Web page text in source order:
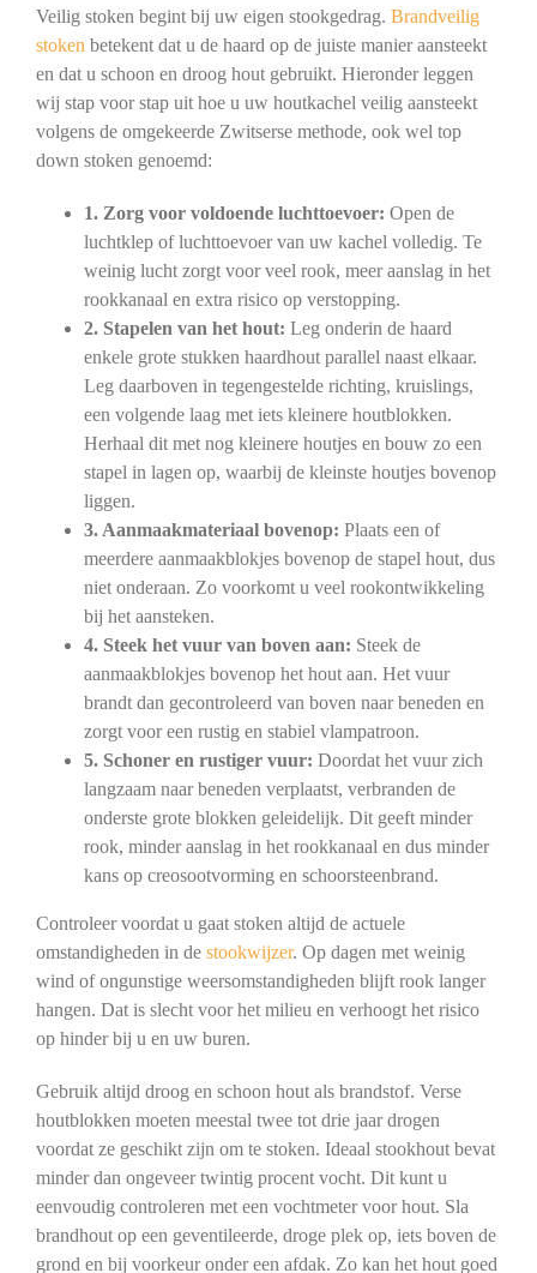
Veilig stoken begint bij uw eigen stookgedrag. Brandveilig
stoken betekent dat u de haard op de juiste manier aansteekt
en dat u schoon en droog hout gebruikt. Hieronder leggen
wij stap voor stap uit hoe u uw houtkachel veilig aansteekt
volgens de omgekeerde Zwitserse methode, ook wel top
down stoken genoemd:
1. Zorg voor voldoende luchttoevoer: Open de
luchtklep of luchttoevoer van uw kachel volledig. Te
weinig lucht zorgt voor veel rook, meer aanslag in het
rookkanaal en extra risico op verstopping.
2. Stapelen van het hout: Leg onderin de haard
enkele grote stukken haardhout parallel naast elkaar.
Leg daarboven in tegengestelde richting, kruislings,
een volgende laag met iets kleinere houtblokken.
Herhaal dit met nog kleinere houtjes en bouw zo een
stapel in lagen op, waarbij de kleinste houtjes bovenop
liggen.
3. Aanmaakmateriaal bovenop: Plaats een of
meerdere aanmaakblokjes bovenop de stapel hout, dus
niet onderaan. Zo voorkomt u veel rookontwikkeling
bij het aansteken.
4. Steek het vuur van boven aan: Steek de
aanmaakblokjes bovenop het hout aan. Het vuur
brandt dan gecontroleerd van boven naar beneden en
zorgt voor een rustig en stabiel vlampatroon.
5. Schoner en rustiger vuur: Doordat het vuur zich
langzaam naar beneden verplaatst, verbranden de
onderste grote blokken geleidelijk. Dit geeft minder
rook, minder aanslag in het rookkanaal en dus minder
kans op creosootvorming en schoorsteenbrand.
Controleer voordat u gaat stoken altijd de actuele
omstandigheden in de stookwijzer. Op dagen met weinig
wind of ongunstige weersomstandigheden blijft rook langer
hangen. Dat is slecht voor het milieu en verhoogt het risico
op hinder bij u en uw buren.
Gebruik altijd droog en schoon hout als brandstof. Verse
houtblokken moeten meestal twee tot drie jaar drogen
voordat ze geschikt zijn om te stoken. Ideaal stookhout bevat
minder dan ongeveer twintig procent vocht. Dit kunt u
eenvoudig controleren met een vochtmeter voor hout. Sla
brandhout op een geventileerde, droge plek op, iets boven de
grond en bij voorkeur onder een afdak. Zo kan het hout goed